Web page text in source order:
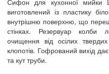
Сифон для кухонної мийки
виготовлений із пластику
внутрішню поверхню, що
стінках. Резервуар колби
очищення від осілих
клопотів. Гофрований вихід
та кут труби.